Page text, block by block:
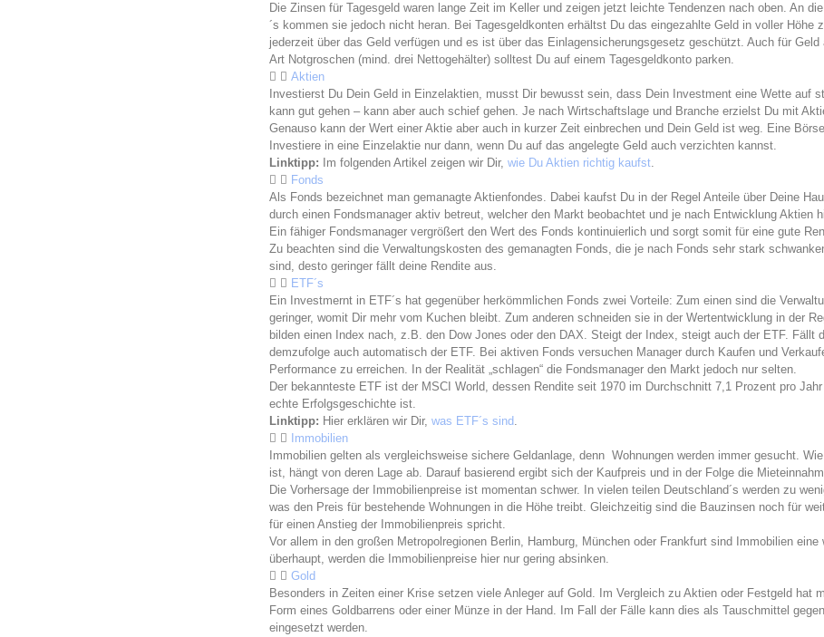
Die Zinsen für Tagesgeld waren lange Zeit im Keller und zeigen jetzt leichte Tendenzen nach oben. An
´s kommen sie jedoch nicht heran. Bei Tagesgeldkonten erhältst Du das eingezahlte Geld in voller Höhe
jederzeit über das Geld verfügen und es ist über das Einlagensicherungsgesetz geschützt. Auch für Geld
Art Notgroschen (mind. drei Nettogehälter) solltest Du auf einem Tagesgeldkonto parken.
Aktien
Investierst Du Dein Geld in Einzelaktien, musst Dir bewusst sein, dass Dein Investment eine Wette auf
kann gut gehen – kann aber auch schief gehen. Je nach Wirtschaftslage und Branche erzielst Du mit
Genauso kann der Wert einer Aktie aber auch in kurzer Zeit einbrechen und Dein Geld ist weg. Eine
Investiere in eine Einzelaktie nur dann, wenn Du auf das angelegte Geld auch verzichten kannst.
Linktipp: Im folgenden Artikel zeigen wir Dir, wie Du Aktien richtig kaufst.
Fonds
Als Fonds bezeichnet man gemanagte Aktienfondes. Dabei kaufst Du in der Regel Anteile über Deine
durch einen Fondsmanager aktiv betreut, welcher den Markt beobachtet und je nach Entwicklung Aktien
Ein fähiger Fondsmanager vergrößert den Wert des Fonds kontinuierlich und sorgt somit für eine gute
Zu beachten sind die Verwaltungskosten des gemanagten Fonds, die je nach Fonds sehr stark
sind, desto geringer fällt deine Rendite aus.
ETF´s
Ein Investmernt in ETF´s hat gegenüber herkömmlichen Fonds zwei Vorteile: Zum einen sind die
geringer, womit Dir mehr vom Kuchen bleibt. Zum anderen schneiden sie in der Wertentwicklung in der
bilden einen Index nach, z.B. den Dow Jones oder den DAX. Steigt der Index, steigt auch der ETF. Fällt
demzufolge auch automatisch der ETF. Bei aktiven Fonds versuchen Manager durch Kaufen und
Performance zu erreichen. In der Realität „schlagen“ die Fondsmanager den Markt jedoch nur selten.
Der bekannteste ETF ist der MSCI World, dessen Rendite seit 1970 im Durchschnitt 7,1 Prozent pro
echte Erfolgsgeschichte ist.
Linktipp: Hier erklären wir Dir, was ETF´s sind.
Immobilien
Immobilien gelten als vergleichsweise sichere Geldanlage, denn Wohnungen werden immer gesucht.
ist, hängt von deren Lage ab. Darauf basierend ergibt sich der Kaufpreis und in der Folge die
Die Vorhersage der Immobilienpreise ist momentan schwer. In vielen teilen Deutschland´s werden zu
was den Preis für bestehende Wohnungen in die Höhe treibt. Gleichzeitig sind die Bauzinsen noch für
für einen Anstieg der Immobilienpreis spricht.
Vor allem in den großen Metropolregionen Berlin, Hamburg, München oder Frankfurt sind Immobilien eine
überhaupt, werden die Immobilienpreise hier nur gering absinken.
Gold
Besonders in Zeiten einer Krise setzen viele Anleger auf Gold. Im Vergleich zu Aktien oder Festgeld hat
Form eines Goldbarrens oder einer Münze in der Hand. Im Fall der Fälle kann dies als Tauschmittel
eingesetzt werden.